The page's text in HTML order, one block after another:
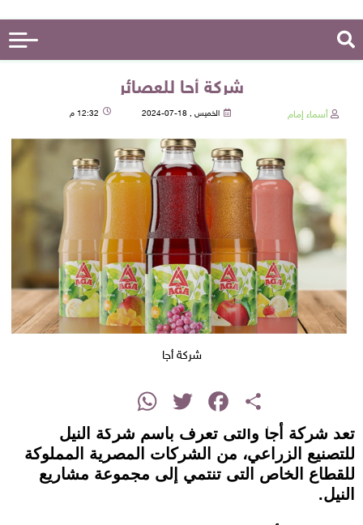
شركة أجا للعصائر
أسماء إمام الخميس , 18-07-2024 12:32 م
شركة أجا
Share
Facebook
Twitter
WhatsApp
تعد شركة أجا والتى تعرف باسم شركة النيل
للتصنيع الزراعي، من الشركات المصرية المملوكة
للقطاع الخاص التى تنتمي إلى مجموعة مشاريع
النيل.